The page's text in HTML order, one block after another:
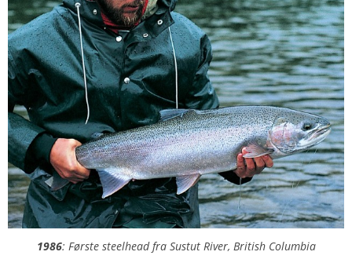
1986: Første steelhead fra Sustut River, British Columbia